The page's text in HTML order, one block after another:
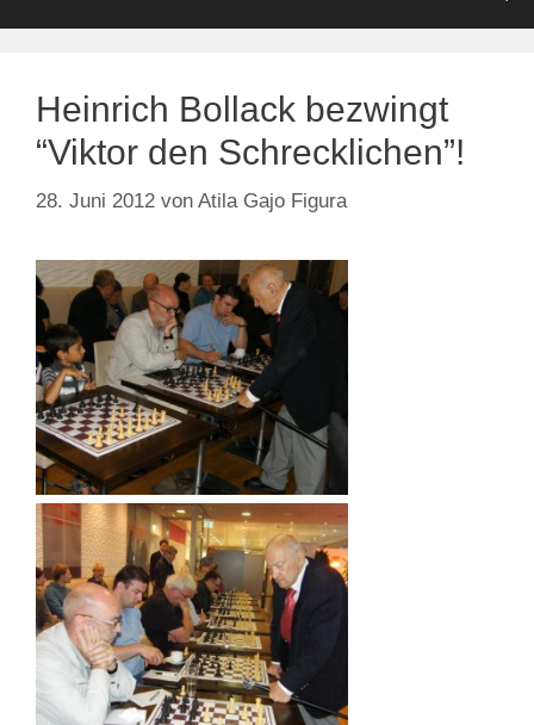
Heinrich Bollack bezwingt
“Viktor den Schrecklichen”!
28. Juni 2012 von Atila Gajo Figura